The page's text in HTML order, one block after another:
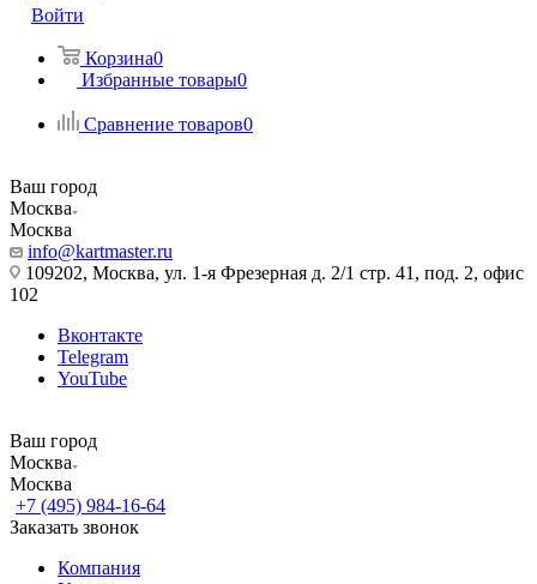
Войти
Корзина0
Избранные товары0
Сравнение товаров0
Ваш город
Москва
Москва
info@kartmaster.ru
109202, Москва, ул. 1-я Фрезерная д. 2/1 стр. 41, под. 2, офис
102
Вконтакте
Telegram
YouTube
Ваш город
Москва
Москва
+7 (495) 984-16-64
Заказать звонок
Компания